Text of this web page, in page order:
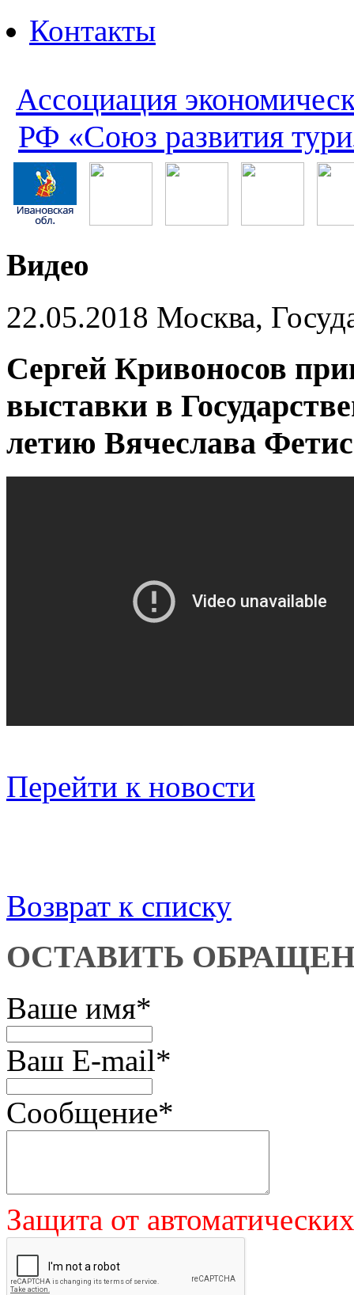
Контакты
Ассоциация
РФ «Союз развития
Видео
22.05.2018 Москва,
Сергей Кривоносов
выставки в
летию Вячеслава
Перейти к новости
Возврат к списку
ОСТАВИТЬ
Ваше имя*
Ваш E-mail*
Сообщение*
Защита от